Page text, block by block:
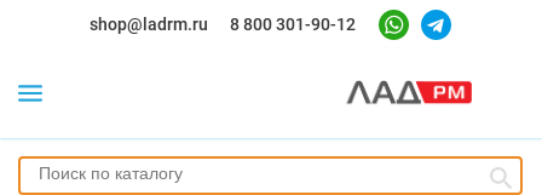
shop@ladrm.ru 8 800 301-90-12